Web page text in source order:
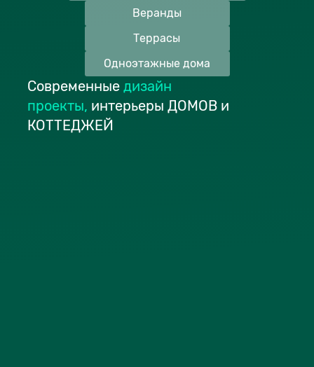
Веранды
Террасы
Одноэтажные дома
Современные дизайн
проекты, интерьеры ДОМОВ и
КОТТЕДЖЕЙ